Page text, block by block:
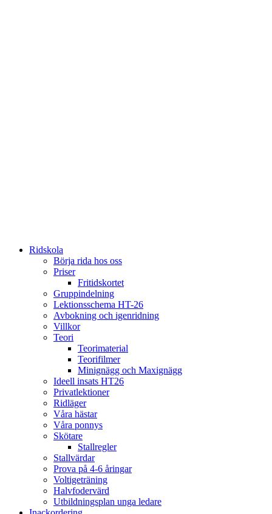
Ridskola
Börja rida hos oss
Priser
Fritidskortet
Gruppindelning
Lektionsschema HT-26
Avbokning och igenridning
Villkor
Teori
Teorimaterial
Teorifilmer
Minignägg och Maxignägg
Ideell insats HT26
Privatlektioner
Ridläger
Våra hästar
Våra ponnys
Skötare
Stallregler
Stallvärdar
Prova på 4-6 åringar
Voltigeträning
Halvfodervärd
Utbildningsplan unga ledare